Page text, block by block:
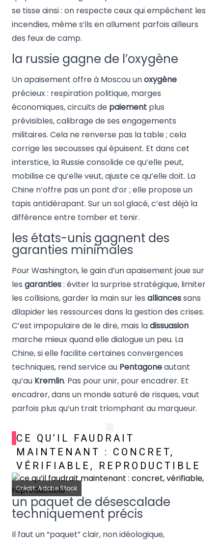
se tisse ainsi : on respecte ceux qui empêchent les
incendies, même s’ils en allument parfois ailleurs
des feux de camp.
la russie gagne de l’oxygène
Un apaisement offre à Moscou unoxygène
précieux : respiration politique, marges
économiques, circuits de paiement plus
prévisibles, calibrage de ses engagements
militaires. Cela ne renverse pas la table ; cela
corrige les secousses qui épuisent. Et dans cet
interstice, la Russie consolide ce qu’elle peut,
mobilise ce qu’elle veut, ajuste ce qu’elle doit. La
Chine n’offre pas un pont d’or ; elle propose un
tapis antidérapant. Sur un sol glacé, c’est déjà la
différence entre tomber et tenir.
les états-unis gagnent des
garanties minimales
Pour Washington, le gain d’un apaisement joue sur
les garanties: éviter la surprise stratégique, limiter
les collisions, garder la main sur les alliancessans
dilapider les ressources dans la gestion des crises.
C’est impopulaire de le dire, mais ladissuasion
marche mieux quand elle dialogue un peu. La
Chine, si elle facilite certaines convergences
techniques, rend service au Pentagoneautant
qu’au Kremlin. Pas pour unir, pour encadrer. Et
encadrer, dans un monde saturé de risques, vaut
parfois plus qu’un trait triomphant au marqueur.
CE QU’IL FAUDRAIT
MAINTENANT : CONCRET,
VÉRIFIABLE, REPRODUCTIBLE
Crédit: Adobe Stock
un paquet de désescalade
techniquement précis
Il faut un “paquet” clair, non idéologique,